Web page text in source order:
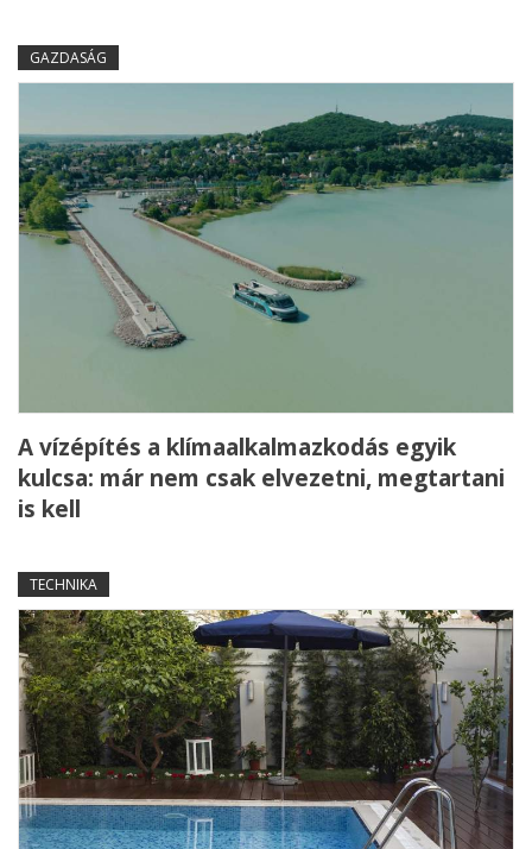
GAZDASÁG
A vízépítés a klímaalkalmazkodás egyik
kulcsa: már nem csak elvezetni, megtartani
is kell
TECHNIKA